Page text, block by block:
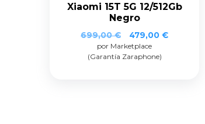
Xiaomi 15T 5G 12/512Gb
Negro
699,00€
El
precio
original
479,00 €El
por Marketplace
(Garantía Zaraphone)